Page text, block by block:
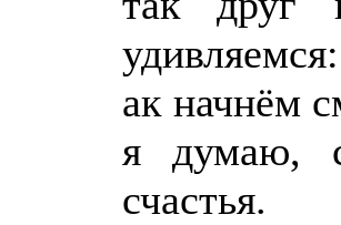
ак начнём
я думаю,
счастья.